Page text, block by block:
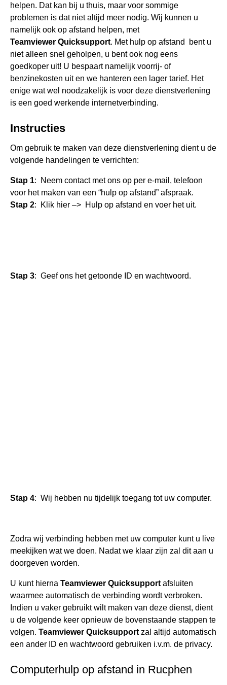
helpen. Dat kan bij u thuis, maar voor sommige
problemen is dat niet altijd meer nodig. Wij kunnen u
namelijk ook op afstand helpen, met
Teamviewer Quicksupport. Met hulp op afstand bent u
niet alleen snel geholpen, u bent ook nog eens
goedkoper uit! U bespaart namelijk voorrij- of
benzinekosten uit en we hanteren een lager tarief. Het
enige wat wel noodzakelijk is voor deze dienstverlening
is een goed werkende internetverbinding.
Instructies
Om gebruik te maken van deze dienstverlening dient u de
volgende handelingen te verrichten:
Stap 1: Neem contactmet ons op per e-mail, telefoon
voor het maken van een “hulp op afstand” afspraak.
Stap 2: Klik hier –> Hulp op afstand en voer het uit.
Stap 3: Geef ons het getoonde ID en wachtwoord.
Stap 4: Wij hebben nu tijdelijk toegang tot uw computer.
Zodra wij verbinding hebben met uw computer kunt u live
meekijken wat we doen. Nadat we klaar zijn zal dit aan u
doorgeven worden.
U kunt hierna Teamviewer Quicksupport afsluiten
waarmee automatisch de verbinding wordt verbroken.
Indien u vaker gebruikt wilt maken van deze dienst, dient
u de volgende keer opnieuw de bovenstaande stappen te
volgen. Teamviewer Quicksupport zal altijd automatisch
een ander ID en wachtwoord gebruiken i.v.m. de privacy.
Computerhulp op afstand in Rucphen